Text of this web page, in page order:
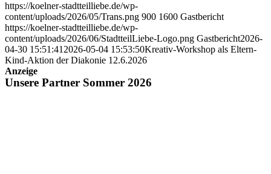
https://koelner-stadtteilliebe.de/wp-
content/uploads/2026/05/Trans.png 900 1600 Gastbericht
https://koelner-stadtteilliebe.de/wp-
content/uploads/2026/06/StadtteilLiebe-Logo.png Gastbericht2026-
04-30 15:51:41 2026-05-04 15:53:50Kreativ-Workshop als Eltern-
Kind-Aktion der Diakonie 12.6.2026
Anzeige
Unsere Partner Sommer 2026